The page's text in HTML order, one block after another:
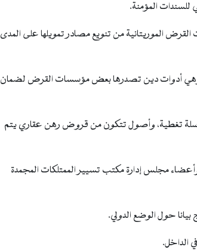
المؤمنة.
الموريتانية من تنويع مصادر تمويلها على المدى
وهي أدوات دين تصدرها بعض مؤسسات القرض لضمان
تغطية، وأصول تتكون من قروض رهن عقاري يتم
مجلس إدارة مكتب تسيير الممتلكات المجمدة
بيانا حول الوضع الدولي.
الداخل.